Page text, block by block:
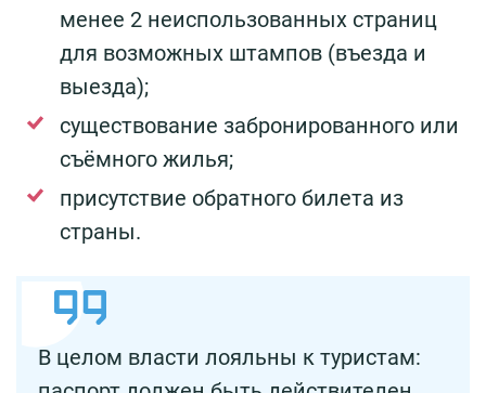
менее 2 неиспользованных страниц
для возможных штампов (въезда и
выезда);
существование забронированного или
съёмного жилья;
присутствие обратного билета из
страны.
В целом власти лояльны к туристам: